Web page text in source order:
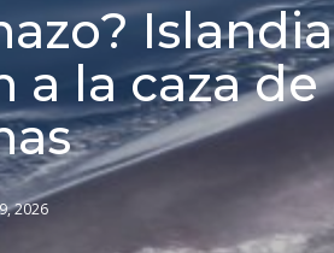
Islandia
a la caza de
2026